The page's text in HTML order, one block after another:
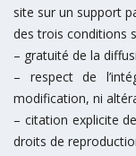
site sur un support
des trois conditions
– gratuité de la
– respect de
modification, ni
– citation explicite
droits de